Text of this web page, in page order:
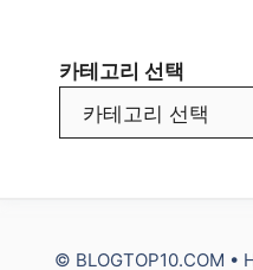
카테고리 선택
© BLOGTOP10.COM •